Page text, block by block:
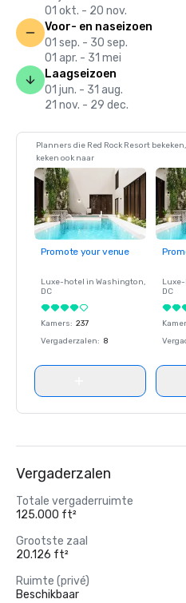
01 okt. - 20 nov.
Voor- en naseizoen
01 sep. - 30 sep.
01 apr. - 31 mei
Laagseizoen
01 jun. - 31 aug.
21 nov. - 29 dec.
Planners die Red Rock Resort bekeken,
keken ook naar
Promote your venue
Luxe-hotel in Washington,
DC
Kamers: 237
Vergaderzalen: 8
DC
Vergaderzalen
Totale vergaderruimte
125.000 ft²
Grootste zaal
20.126 ft²
Ruimte (privé)
Beschikbaar